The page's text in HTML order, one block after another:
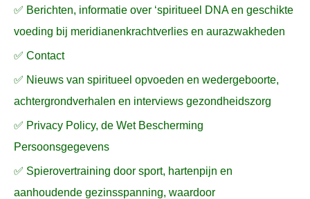
✅ Berichten, informatie over ‘spiritueel DNA en geschikte
voeding bij meridianenkrachtverlies en aurazwakheden
✅ Contact
✅ Nieuws van spiritueel opvoeden en wedergeboorte,
achtergrondverhalen en interviews gezondheidszorg
✅ Privacy Policy, de Wet Bescherming
Persoonsgegevens
✅ Spierovertraining door sport, hartenpijn en
aanhoudende gezinsspanning, waardoor